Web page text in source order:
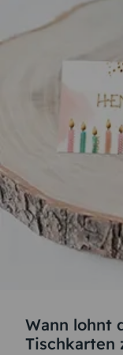
Wann lohnt
Tischkarten